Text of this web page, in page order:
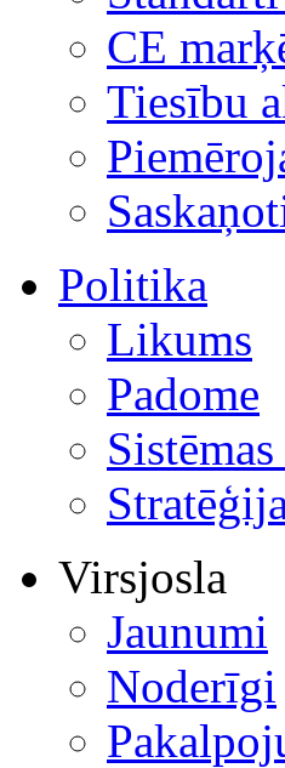
CE
Tiesību
Politika
Likums
Padome
Virsjosla
Jaunumi
Noderīgi